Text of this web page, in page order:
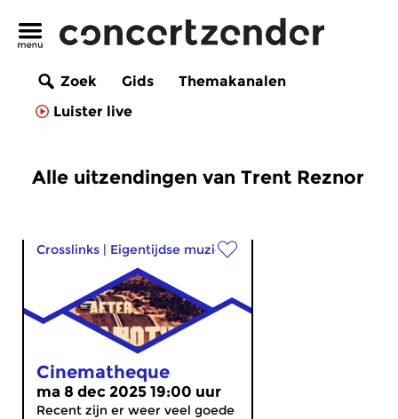
Zoek Gids
Themakanalen
Luister live
Alle uitzendingen van Trent Reznor
Crosslinks | Eigentijdse muziek
Cinematheque
ma 8 dec 2025 19:00 uur
Recent zijn er weer veel goede